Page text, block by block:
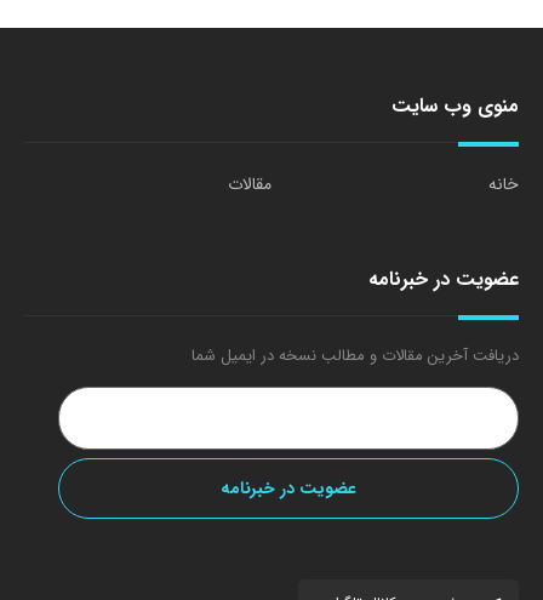
منوی وب سایت
خانه مقالات
عضویت در خبرنامه
دریافت آخرین مقالات و مطالب نسخه در ایمیل شما